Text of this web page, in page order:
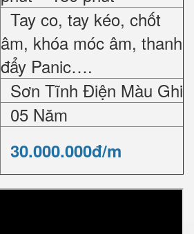
Tay co, tay kéo, chốt
âm, khóa móc âm, thanh
đẩy Panic….
Sơn Tĩnh Điện Màu Ghi
05 Năm
30.000.000đ/m